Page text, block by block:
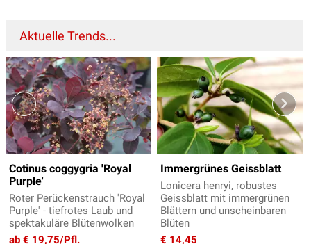
Aktuelle Trends...
Cotinus coggygria 'Royal
Purple'
Roter Perückenstrauch 'Royal
Purple' - tiefrotes Laub und
spektakuläre Blütenwolken
ab € 19,75/Pfl.
Immergrünes Geissblatt
Lonicera henryi, robustes
Geissblatt mit immergrünen
Blättern und unscheinbaren
Blüten
€ 14,45